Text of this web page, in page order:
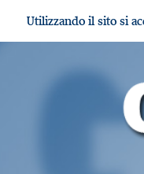
Utilizzando il sito si